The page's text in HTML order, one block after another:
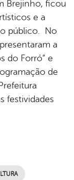
Brejinho, ficou
e a
público. No
a
do Forró” e
de
festividades